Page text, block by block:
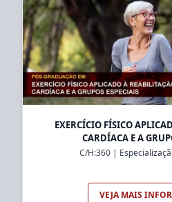
EXERCÍCIO FÍSICO
CARDÍACA E A
C/H:360 |
VEJA MAIS